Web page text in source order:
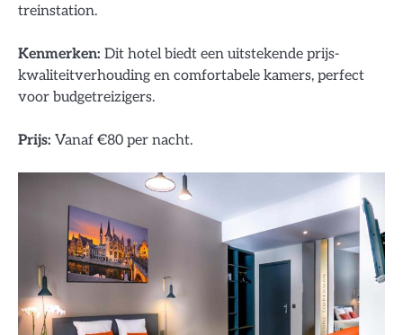
treinstation.
Kenmerken: Dit hotel biedt een uitstekende prijs-
kwaliteitverhouding en comfortabele kamers, perfect
voor budgetreizigers.
Prijs: Vanaf €80 per nacht.